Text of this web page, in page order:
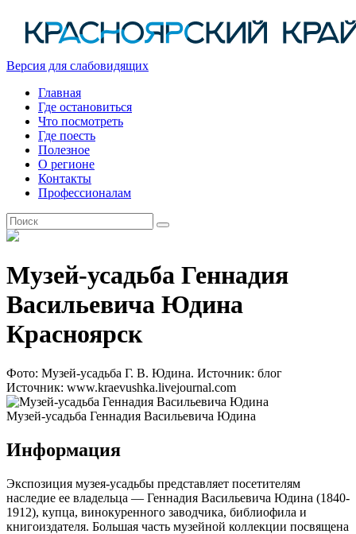
Версия для слабовидящих
Главная
Где остановиться
Что посмотреть
Где поесть
Полезное
О регионе
Контакты
Профессионалам
Музей-усадьба Геннадия
Васильевича Юдина
Красноярск
Фото: Музей-усадьба Г. В. Юдина. Источник: блог
Источник: www.kraevushka.livejournal.com
Музей-усадьба Геннадия Васильевича Юдина
Информация
Экспозиция музея-усадьбы представляет посетителям
наследие ее владельца — Геннадия Васильевича Юдина (1840-
1912), купца, винокуренного заводчика, библиофила и
книгоиздателя. Большая часть музейной коллекции посвящена